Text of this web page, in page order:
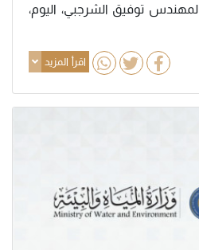
المهندس توفيق الشرجبي، اليوم،
اقرأ المزيد